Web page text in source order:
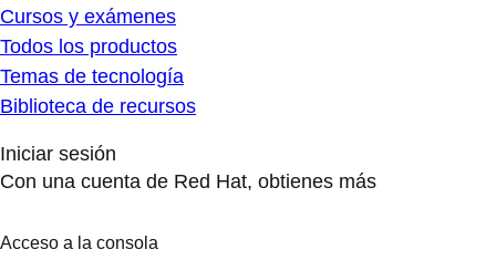
Cursos y exámenes
Todos los productos
Temas de tecnología
Biblioteca de recursos
Iniciar sesión
Con una cuenta de Red Hat, obtienes más
Acceso a la consola